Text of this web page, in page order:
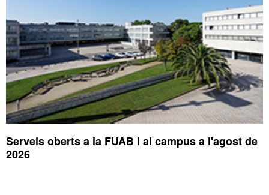
Serveis oberts a la FUAB i al campus a l'agost de
2026